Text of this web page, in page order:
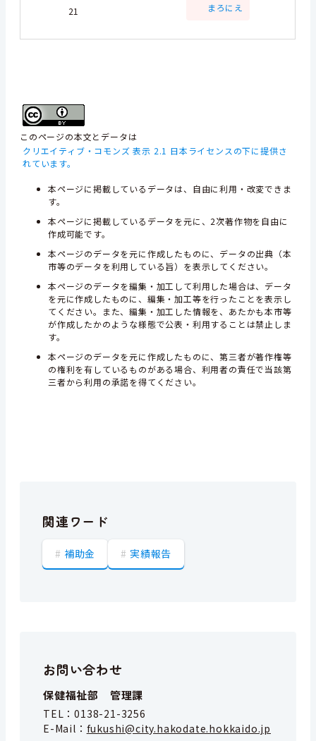
21 まろにえ
このページの本文とデータは
クリエイティブ・コモンズ 表示 2.1 日本ライセンスの下に提供さ
れています。
本ページに掲載しているデータは、自由に利用・改変できま
す。
本ページに掲載しているデータを元に、2次著作物を自由に
作成可能です。
本ページのデータを元に作成したものに、データの出典（本
市等のデータを利用している旨）を表示してください。
本ページのデータを編集・加工して利用した場合は、データ
を元に作成したものに、編集・加工等を行ったことを表示し
てください。また、編集・加工した情報を、あたかも本市等
が作成したかのような様態で公表・利用することは禁止しま
す。
本ページのデータを元に作成したものに、第三者が著作権等
の権利を有しているものがある場合、利用者の責任で当該第
三者から利用の承諾を得てください。
関連ワード
補助金 実績報告
お問い合わせ
保健福祉部 管理課
TEL：0138-21-3256
E-Mail： fukushi@city.hakodate.hokkaido.jp